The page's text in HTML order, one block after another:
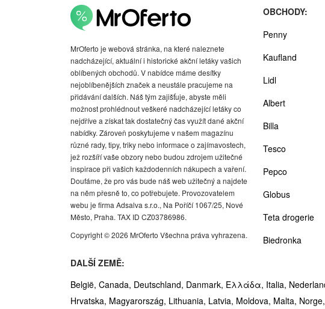
MrOferto je webová stránka, na které naleznete
nadcházející, aktuální i historické akční letáky vašich
oblíbených obchodů. V nabídce máme desítky
nejoblíbenějších značek a neustále pracujeme na
přidávání dalších. Náš tým zajišťuje, abyste měli
možnost prohlédnout veškeré nadcházející letáky co
nejdříve a získat tak dostatečný čas využít dané akční
nabídky. Zároveň poskytujeme v našem magazínu
různé rady, tipy, triky nebo informace o zajímavostech,
jež rozšíří vaše obzory nebo budou zdrojem užitečné
inspirace při vašich každodenních nákupech a vaření.
Doufáme, že pro vás bude náš web užitečný a najdete
na něm přesně to, co potřebujete. Provozovatelem
webu je firma Adsalva s.r.o., Na Poříčí 1067/25, Nové
Město, Praha. TAX ID CZ03786986.
Copyright © 2026 MrOferto Všechna práva vyhrazena.
OBCHODY:
Penny
Kaufland
Lidl
Albert
Billa
Tesco
Pepco
Globus
Teta drogerie
Biedronka
DALŠÍ ZEMĚ:
België, Canada, Deutschland, Danmark, Ελλάδα, Italia,
Hrvatska, Magyarország, Lithuania, Latvia, Moldova, Malta, Norge,